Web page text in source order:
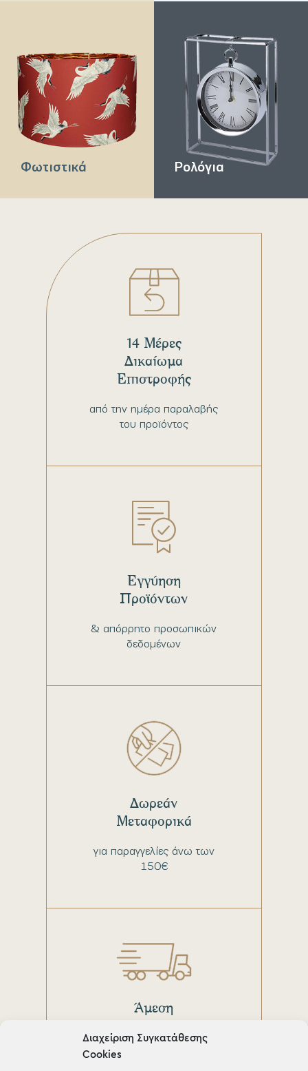
Διαχείριση Συγκατάθεσης
Cookies
Φωτιστικά Ρολόγια
από την ημέρα παραλαβής
του προϊόντος
14 Μέρες
Δικαίωμα
Επιστροφής
& απόρρητο προσωπικών
δεδομένων
Εγγύηση
Προϊόντων
για παραγγελίες άνω των
150€
Δωρεάν
Μεταφορικά
μέσα σε 1-3 μέρες σε όλη
Άμεση